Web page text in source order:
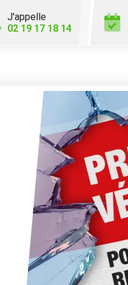
J'appelle
02 19 17 18 14